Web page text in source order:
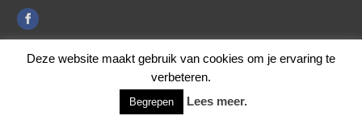
Deze website maakt gebruik van cookies om je ervaring te
verbeteren.
Begrepen Lees meer.